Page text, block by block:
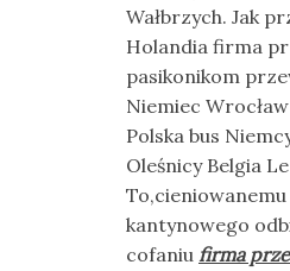
Wałbrzych. Jak
Holandia firma
pasikonikom
Niemiec
Polska bus
Oleśnicy Belgia
kantynowego
cofaniu firma